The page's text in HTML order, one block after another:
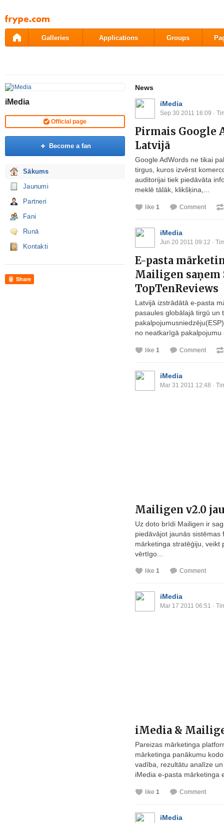
Pāriet
uz
saturu
Galleries Applications Groups
iMedia
Official page
Become a fan
Sākums
Jaunumi
Partneri
Fani
Runā
Kontakti
Share
News
iMedia
Sep 30 2011 16:09 ·
Pirmais Google
Latvijā
Google AdWords ne tikai
tirgus, kuros izvērst
auditorijai tiek piedāvāta
meklē tālāk, klikšķina,...
like 1 Comment
iMedia
Jun 20 2011 09:12 ·
E-pasta
Mailigen saņem
TopTenReviews
Latvijā izstrādātā e-pasta
pasaules globālajā tirgū un
no neatkarīgā pakalpojumu
like 1 Comment
iMedia
Mar 31 2011 12:48 ·
Mailigen v2.0
Uz doto brīdi Mailigen ir
piedāvājot jaunās
mārketinga stratēģiju,
vērtīgo...
like 1 Comment
iMedia
Mar 17 2011 06:51 ·
iMedia &
Pareizas mārketinga
mārketinga panākumu
vadība, rezultātu analīze
iMedia e-pasta mārketinga
like 1 Comment
iMedia